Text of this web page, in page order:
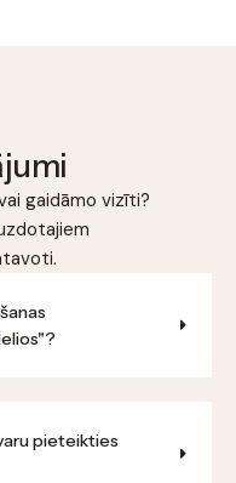
gaidāmo vizīti?
pieteikties